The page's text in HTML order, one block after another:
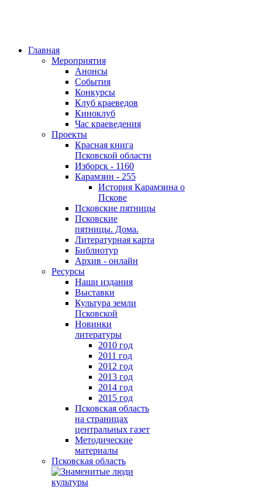
Главная
Мероприятия
Анонсы
События
Конкурсы
Клуб краеведов
Киноклуб
Час краеведения
Проекты
Красная книга
Псковской области
Изборск - 1160
Карамзин - 255
История Карамзина о
Пскове
Псковские пятницы
Псковские
пятницы. Дома.
Литературная карта
Библиотур
Архив - онлайн
Ресурсы
Наши издания
Выставки
Культура земли
Псковской
Новинки
литературы
2010 год
2011 год
2012 год
2013 год
2014 год
2015 год
Псковская область
на страницах
центральных газет
Методические
материалы
Псковская область